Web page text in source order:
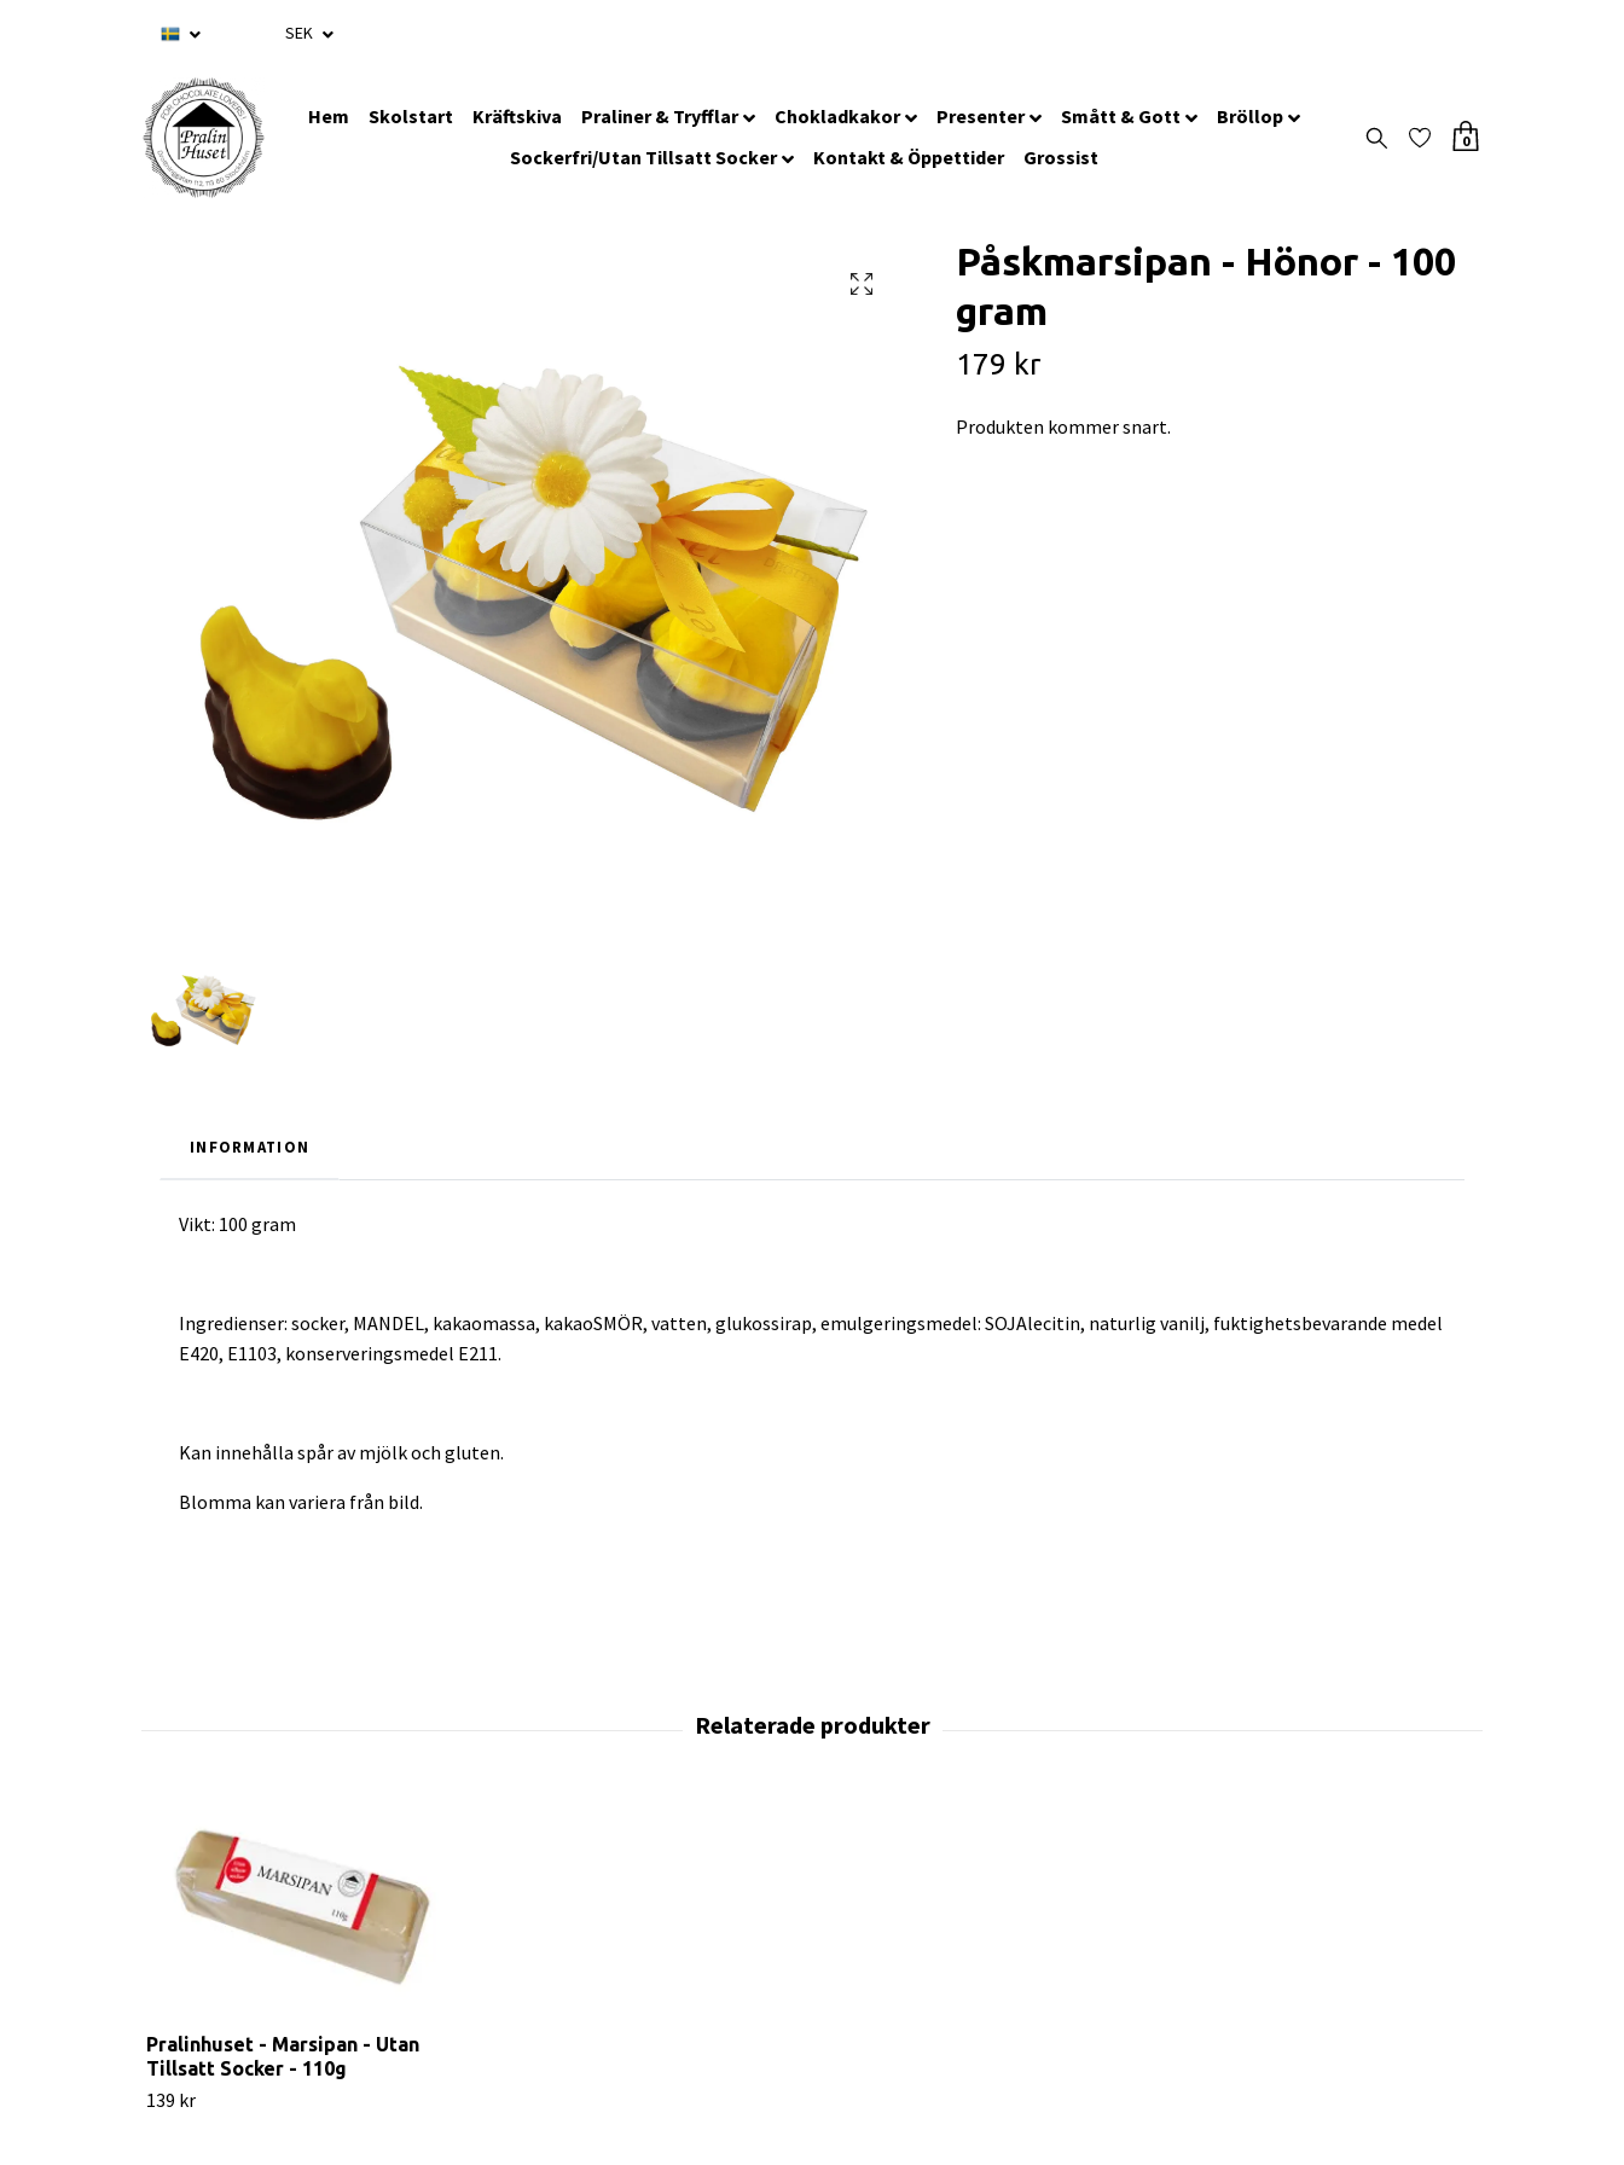
SEK
Hem Skolstart Kräftskiva Praliner & Tryfflar Chokladkakor Presenter Smått & Gott
Bröllop
Sockerfri/Utan Tillsatt Socker
Kontakt & Öppettider Grossist
0
Påskmarsipan - Hönor - 100
gram
179 kr
Produkten kommer snart.
INFORMATION
Vikt: 100 gram
Ingredienser: socker, MANDEL, kakaomassa, kakaoSMÖR, vatten, glukossirap, emulgeringsmedel: SOJAlecitin, naturlig vanilj, fuktighetsbevarande medel
E420, E1103, konserveringsmedel E211.
Kan innehålla spår av mjölk och gluten.
Blomma kan variera från bild.
Pralinhuset - Marsipan - Utan
Tillsatt Socker - 110g
139 kr